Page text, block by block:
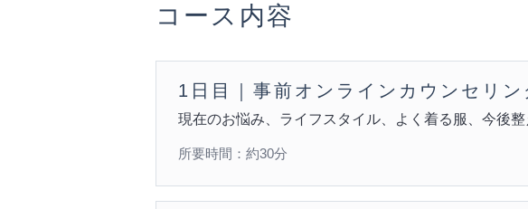
コース内容
1日目｜事前オンラインカウンセリン
現在のお悩み、ライフスタイル、よく着る服、今後
所要時間：約30分